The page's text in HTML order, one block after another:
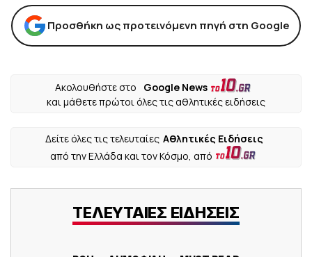
Προσθήκη ως προτεινόμενη πηγή στη Google
Ακολουθήστε στο
Google News
και μάθετε πρώτοι όλες τις αθλητικές ειδήσεις
Δείτε όλες τις τελευταίες Αθλητικές Ειδήσεις
από την Ελλάδα και τον Κόσμο, από
ΤΕΛΕΥΤΑΙΕΣ ΕΙΔΗΣΕΙΣ